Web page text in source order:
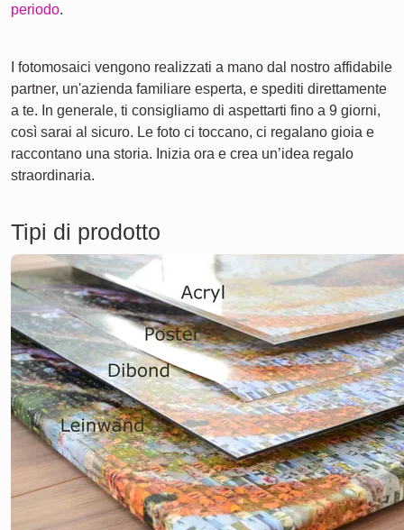
periodo.
I fotomosaici vengono realizzati a mano dal nostro affidabile
partner, un'azienda familiare esperta, e spediti direttamente
a te. In generale, ti consigliamo di aspettarti fino a 9 giorni,
così sarai al sicuro. Le foto ci toccano, ci regalano gioia e
raccontano una storia. Inizia ora e crea un’idea regalo
straordinaria.
Tipi di prodotto